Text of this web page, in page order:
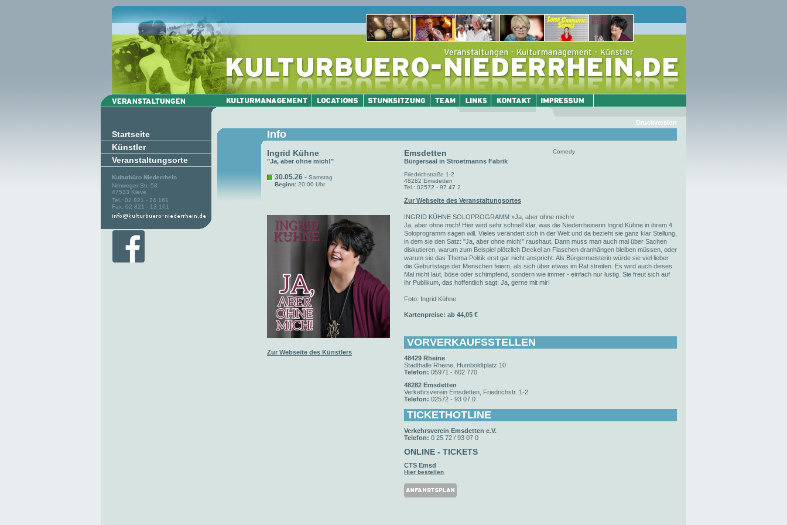
Startseite
Künstler
Veranstaltungsorte
Kulturbüro Niederrhein
Nimweger Str. 58
47533 Kleve
Tel.: 02 821 - 24 161
Fax: 02 821 - 13 161
Druckversion
Info
Ingrid Kühne
"Ja, aber ohne mich!"
30.05.26 - Samstag
Beginn: 20:00 Uhr
Emsdetten
Bürgersaal in Stroetmanns Fabrik
Friedrichstraße 1-2
48282 Emsdetten
Tel.: 02572 - 97 47 2
Zur Webseite des Veranstaltungsortes
Comedy
Zur Webseite des Künstlers
INGRID KÜHNE SOLOPROGRAMM »Ja, aber ohne mich!«
Ja, aber ohne mich! Hier wird sehr schnell klar, was die Niederrheinerin Ingrid Kühne in ihrem 4.
Soloprogramm sagen will. Vieles verändert sich in der Welt und da bezieht sie ganz klar Stellung,
in dem sie den Satz: "Ja, aber ohne mich!" raushaut. Dann muss man auch mal über Sachen
diskutieren, warum zum Beispiel plötzlich Deckel an Flaschen dranhängen bleiben müssen, oder
warum sie das Thema Politik erst gar nicht anspricht. Als Bürgermeisterin würde sie viel lieber
die Geburtstage der Menschen feiern, als sich über etwas im Rat streiten. Es wird auch dieses
Mal nicht laut, böse oder schimpfend, sondern wie immer - einfach nur lustig. Sie freut sich auf
ihr Publikum, das hoffentlich sagt: Ja, gerne mit mir!
Foto: Ingrid Kühne
Kartenpreise: ab 44,05 €
VORVERKAUFSSTELLEN
48429 Rheine
Stadthalle Rheine, Humboldtplatz 10
Telefon: 05971 - 802 770
48282 Emsdetten
Verkehrsverein Emsdetten, Friedrichstr. 1-2
Telefon: 02572 - 93 07 0
TICKETHOTLINE
Verkehrsverein Emsdetten e.V.
Telefon: 0 25 72 / 93 07 0
ONLINE - TICKETS
CTS Emsd
Hier bestellen